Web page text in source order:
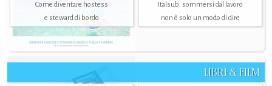
Come diventare hostess
e steward di bordo
Italsub: sommersi dal lavoro
non è solo un modo di dire
LIBRI & FILM